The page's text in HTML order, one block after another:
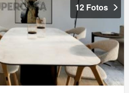
12 Fotos